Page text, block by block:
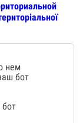
нем
бот